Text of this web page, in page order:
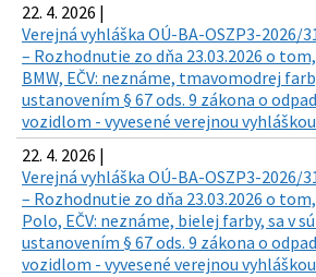
22. 4. 2026 |
Verejná vyhláška OÚ-BA-OSZP3-2026/
– Rozhodnutie zo dňa 23.03.2026 o
BMW, EČV: neznáme, tmavomodrej
ustanovením § 67 ods. 9 zákona o
vozidlom - vyvesené verejnou
22. 4. 2026 |
Verejná vyhláška OÚ-BA-OSZP3-2026/
– Rozhodnutie zo dňa 23.03.2026 o
Polo, EČV: neznáme, bielej farby, sa v
ustanovením § 67 ods. 9 zákona o
vozidlom - vyvesené verejnou